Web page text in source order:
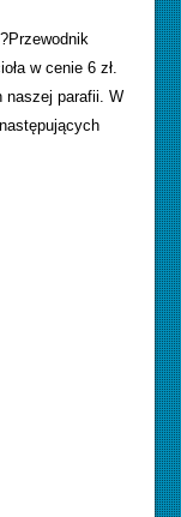
w cenie 6 zł.
naszej parafii. W